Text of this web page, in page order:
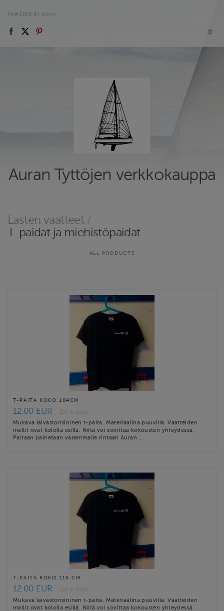
POWERED BY HOLVI
Auran Tyttöjen verkkokauppa
Lasten vaatteet /
T-paidat ja miehistöpaidat
ALL PRODUCTS
T-PAITA KOKO 104CM
12.00 EUR
100 in stock
Mukava laivastonsininen t-paita. Materiaalina puuvilla. Vaatteiden
mallit ovat kololla esillä. Niitä voi sovittaa kokousten yhteydessä.
Paitaan painetaan vasemmalle rintaan Auran …
T-PAITA KOKO 116 CM
12.00 EUR
100 in stock
Mukava laivastonsininen t-paita. Materiaalina puuvilla. Vaatteiden
mallit ovat kololla esillä. Niitä voi sovittaa kokousten yhteydessä.